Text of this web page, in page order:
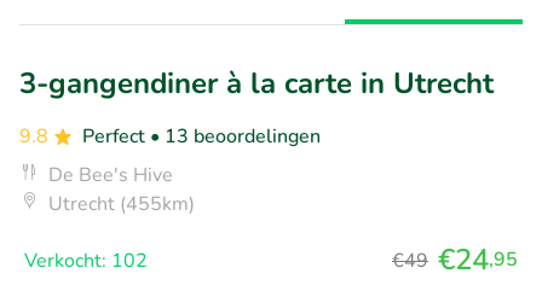
3-gangendiner à la carte in Utrecht
9.8 Perfect • 13 beoordelingen
De Bee's Hive
Utrecht (455km)
Verkocht: 102 €49 €24,95